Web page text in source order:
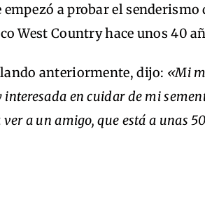
empezó a probar el
West Country hace unos 40
anteriormente, dijo: «Mi
interesada en cuidar de mi
ver a un amigo, que está a unas